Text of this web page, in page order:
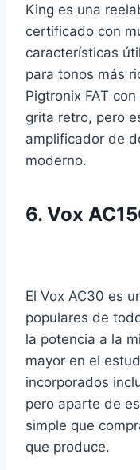
King es una
certificado con
características
para tonos más
Pigtronix FAT
grita retro, pero
amplificador de
moderno.
6. Vox
El Vox AC30 es
populares de
la potencia a la
mayor en el
incorporados
pero aparte de
simple que
que produce.